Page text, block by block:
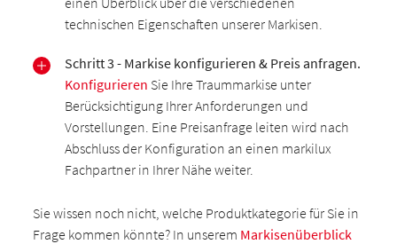
technischen Eigenschaften unserer Markisen.
Schritt 3 - Markise konfigurieren & Preis anfragen.
Konfigurieren Sie Ihre Traummarkise unter
Berücksichtigung Ihrer Anforderungen und
Vorstellungen. Eine Preisanfrage leiten wird nach
Abschluss der Konfiguration an einen markilux
Fachpartner in Ihrer Nähe weiter.
Sie wissen noch nicht, welche Produktkategorie für Sie in
Frage kommen könnte? In unserem Markisenüberblick